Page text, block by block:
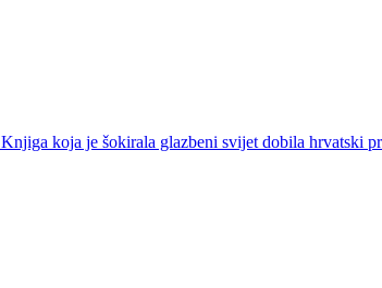
Knjiga koja je šokirala glazbeni svijet dobila hrvatski